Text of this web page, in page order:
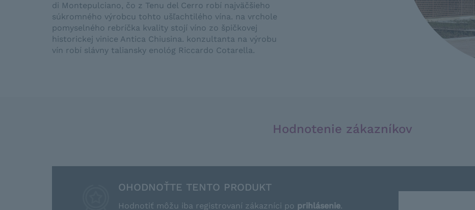
di Montepulciano, čo z Tenu del Cerro robí najväčšieho
súkromného výrobcu tohto ušľachtilého vína. na vrchole
pomyselného rebríčka kvality stojí víno zo špičkovej
historickej vinice Antica Chiusina. konzultanta na výrobu
vín robí slávny taliansky enológ Riccardo Cotarella.
Hodnotenie zákazníkov
OHODNOŤTE TENTO PRODUKT
Hodnotiť môžu iba registrovaní zákazníci po prihlásenie.